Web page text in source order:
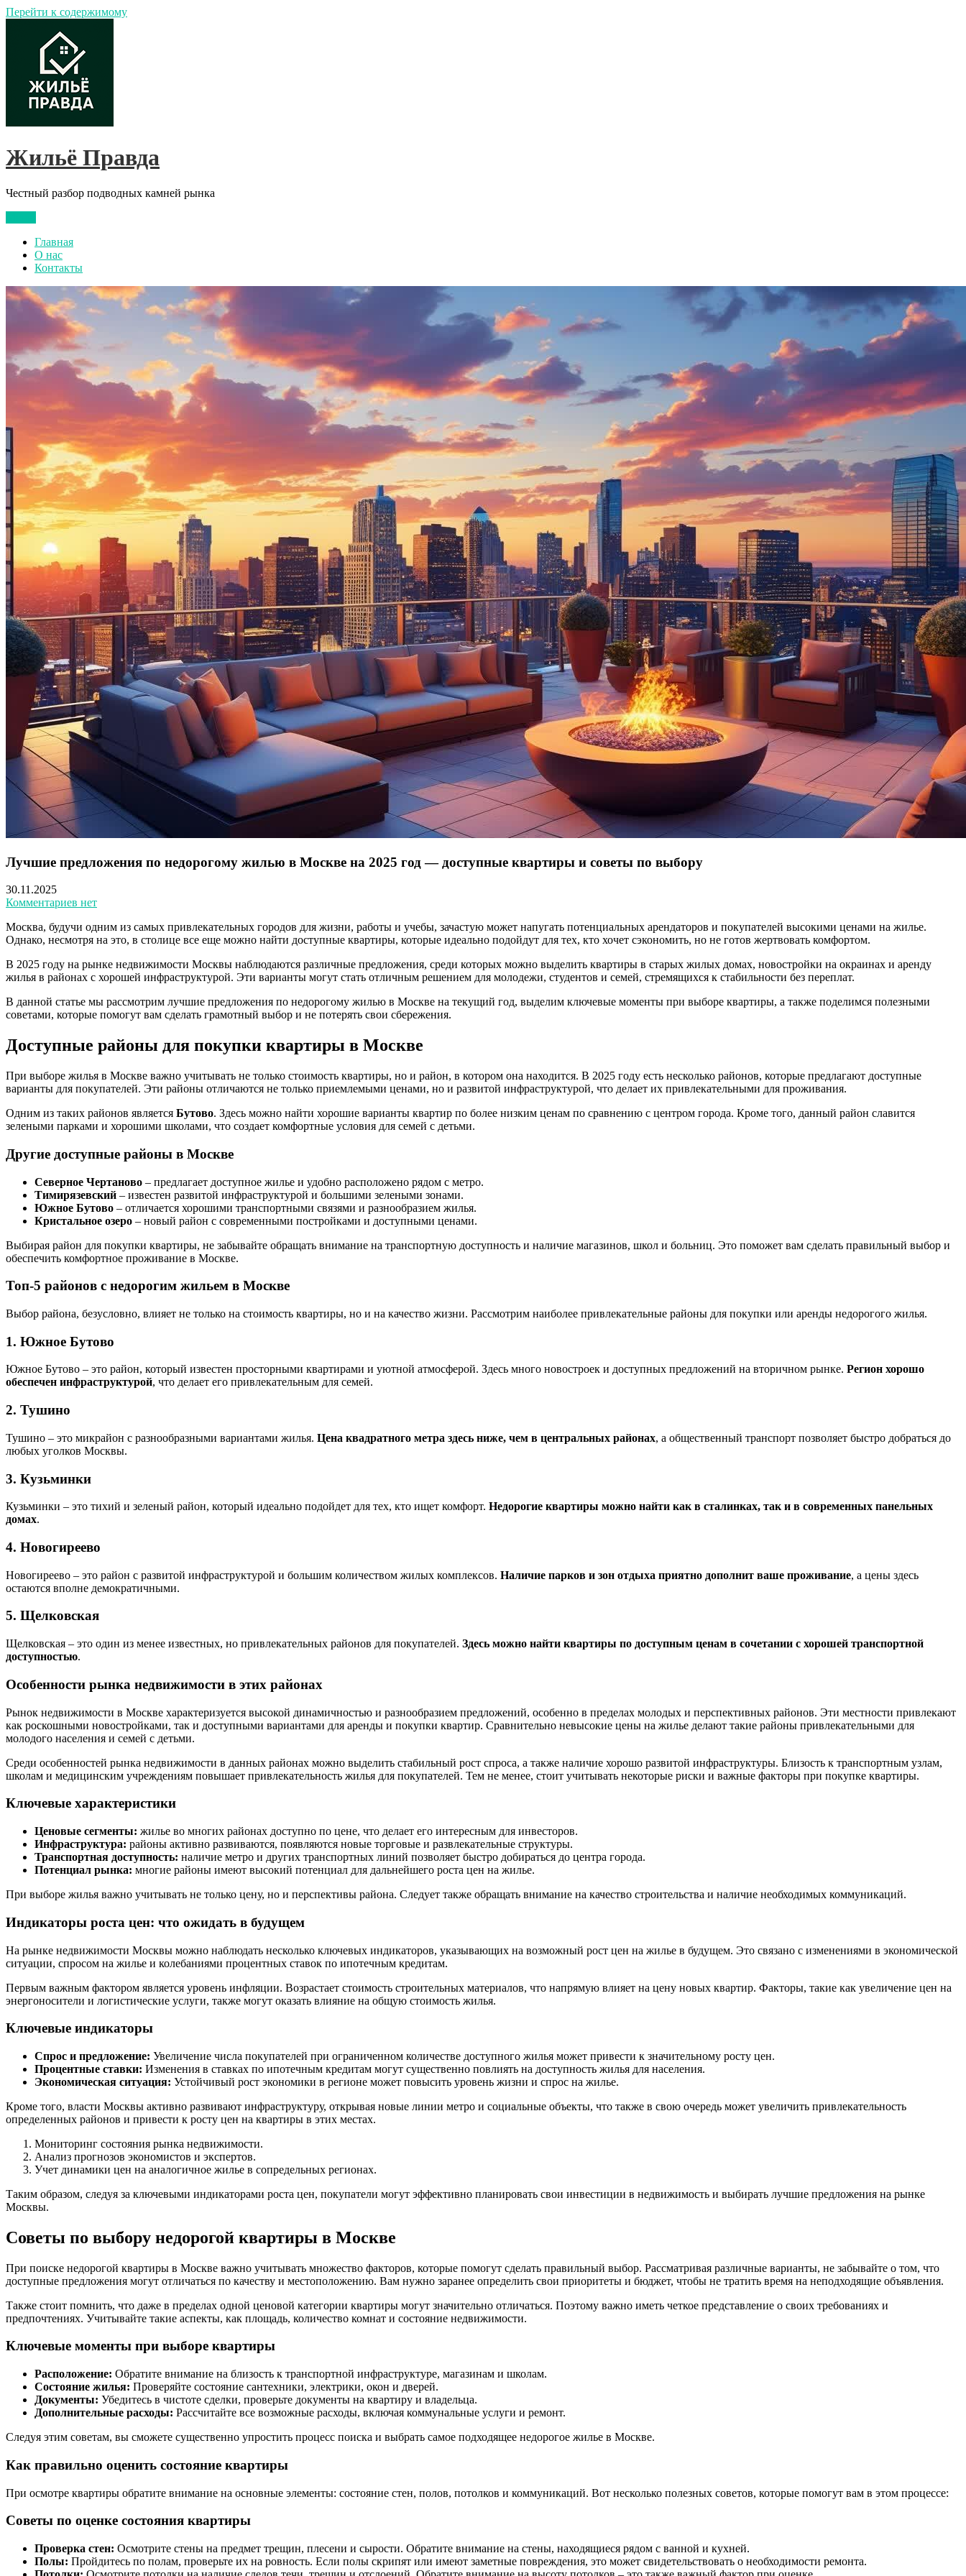
Перейти к содержимому
Жильё Правда
Честный разбор подводных камней рынка
Главная
О нас
Контакты
Лучшие предложения по недорогому жилью в Москве на 2025 год — доступные квартиры и советы по выбору
30.11.2025
Комментариев нет
Москва, будучи одним из самых привлекательных городов для жизни, работы и учебы, зачастую может напугать потенциальных арендаторов и покупателей высокими ценами на жилье.
Однако, несмотря на это, в столице все еще можно найти доступные квартиры, которые идеально подойдут для тех, кто хочет сэкономить, но не готов жертвовать комфортом.
В 2025 году на рынке недвижимости Москвы наблюдаются различные предложения, среди которых можно выделить квартиры в старых жилых домах, новостройки на окраинах и аренду
жилья в районах с хорошей инфраструктурой. Эти варианты могут стать отличным решением для молодежи, студентов и семей, стремящихся к стабильности без переплат.
В данной статье мы рассмотрим лучшие предложения по недорогому жилью в Москве на текущий год, выделим ключевые моменты при выборе квартиры, а также поделимся полезными
советами, которые помогут вам сделать грамотный выбор и не потерять свои сбережения.
Доступные районы для покупки квартиры в Москве
При выборе жилья в Москве важно учитывать не только стоимость квартиры, но и район, в котором она находится. В 2025 году есть несколько районов, которые предлагают доступные
варианты для покупателей. Эти районы отличаются не только приемлемыми ценами, но и развитой инфраструктурой, что делает их привлекательными для проживания.
Одним из таких районов является Бутово. Здесь можно найти хорошие варианты квартир по более низким ценам по сравнению с центром города. Кроме того, данный район славится
зелеными парками и хорошими школами, что создает комфортные условия для семей с детьми.
Другие доступные районы в Москве
Северное Чертаново – предлагает доступное жилье и удобно расположено рядом с метро.
Тимирязевский – известен развитой инфраструктурой и большими зелеными зонами.
Южное Бутово – отличается хорошими транспортными связями и разнообразием жилья.
Кристальное озеро – новый район с современными постройками и доступными ценами.
Выбирая район для покупки квартиры, не забывайте обращать внимание на транспортную доступность и наличие магазинов, школ и больниц. Это поможет вам сделать правильный выбор и
обеспечить комфортное проживание в Москве.
Топ-5 районов с недорогим жильем в Москве
Выбор района, безусловно, влияет не только на стоимость квартиры, но и на качество жизни. Рассмотрим наиболее привлекательные районы для покупки или аренды недорогого жилья.
1. Южное Бутово
Южное Бутово – это район, который известен просторными квартирами и уютной атмосферой. Здесь много новостроек и доступных предложений на вторичном рынке. Регион хорошо
обеспечен инфраструктурой, что делает его привлекательным для семей.
2. Тушино
Тушино – это микрайон с разнообразными вариантами жилья. Цена квадратного метра здесь ниже, чем в центральных районах, а общественный транспорт позволяет быстро добраться до
любых уголков Москвы.
3. Кузьминки
Кузьминки – это тихий и зеленый район, который идеально подойдет для тех, кто ищет комфорт. Недорогие квартиры можно найти как в сталинках, так и в современных панельных
домах.
4. Новогиреево
Новогиреево – это район с развитой инфраструктурой и большим количеством жилых комплексов. Наличие парков и зон отдыха приятно дополнит ваше проживание, а цены здесь
остаются вполне демократичными.
5. Щелковская
Щелковская – это один из менее известных, но привлекательных районов для покупателeй. Здесь можно найти квартиры по доступным ценам в сочетании с хорошей транспортной
доступностью.
Особенности рынка недвижимости в этих районах
Рынок недвижимости в Москве характеризуется высокой динамичностью и разнообразием предложений, особенно в пределах молодых и перспективных районов. Эти местности привлекают
как роскошными новостройками, так и доступными вариантами для аренды и покупки квартир. Сравнительно невысокие цены на жилье делают такие районы привлекательными для
молодого населения и семей с детьми.
Среди особенностей рынка недвижимости в данных районах можно выделить стабильный рост спроса, а также наличие хорошо развитой инфраструктуры. Близость к транспортным узлам,
школам и медицинским учреждениям повышает привлекательность жилья для покупателей. Тем не менее, стоит учитывать некоторые риски и важные факторы при покупке квартиры.
Ключевые характеристики
Ценовые сегменты: жилье во многих районах доступно по цене, что делает его интересным для инвесторов.
Инфраструктура: районы активно развиваются, появляются новые торговые и развлекательные структуры.
Транспортная доступность: наличие метро и других транспортных линий позволяет быстро добираться до центра города.
Потенциал рынка: многие районы имеют высокий потенциал для дальнейшего роста цен на жилье.
При выборе жилья важно учитывать не только цену, но и перспективы района. Следует также обращать внимание на качество строительства и наличие необходимых коммуникаций.
Индикаторы роста цен: что ожидать в будущем
На рынке недвижимости Москвы можно наблюдать несколько ключевых индикаторов, указывающих на возможный рост цен на жилье в будущем. Это связано с изменениями в экономической
ситуации, спросом на жилье и колебаниями процентных ставок по ипотечным кредитам.
Первым важным фактором является уровень инфляции. Возрастает стоимость строительных материалов, что напрямую влияет на цену новых квартир. Факторы, такие как увеличение цен на
энергоносители и логистические услуги, также могут оказать влияние на общую стоимость жилья.
Ключевые индикаторы
Спрос и предложение: Увеличение числа покупателей при ограниченном количестве доступного жилья может привести к значительному росту цен.
Процентные ставки: Изменения в ставках по ипотечным кредитам могут существенно повлиять на доступность жилья для населения.
Экономическая ситуация: Устойчивый рост экономики в регионе может повысить уровень жизни и спрос на жилье.
Кроме того, власти Москвы активно развивают инфраструктуру, открывая новые линии метро и социальные объекты, что также в свою очередь может увеличить привлекательность
определенных районов и привести к росту цен на квартиры в этих местах.
Мониторинг состояния рынка недвижимости.
Анализ прогнозов экономистов и экспертов.
Учет динамики цен на аналогичное жилье в сопредельных регионах.
Таким образом, следуя за ключевыми индикаторами роста цен, покупатели могут эффективно планировать свои инвестиции в недвижимость и выбирать лучшие предложения на рынке
Москвы.
Советы по выбору недорогой квартиры в Москве
При поиске недорогой квартиры в Москве важно учитывать множество факторов, которые помогут сделать правильный выбор. Рассматривая различные варианты, не забывайте о том, что
доступные предложения могут отличаться по качеству и местоположению. Вам нужно заранее определить свои приоритеты и бюджет, чтобы не тратить время на неподходящие объявления.
Также стоит помнить, что даже в пределах одной ценовой категории квартиры могут значительно отличаться. Поэтому важно иметь четкое представление о своих требованиях и
предпочтениях. Учитывайте такие аспекты, как площадь, количество комнат и состояние недвижимости.
Ключевые моменты при выборе квартиры
Расположение: Обратите внимание на близость к транспортной инфраструктуре, магазинам и школам.
Состояние жилья: Проверяйте состояние сантехники, электрики, окон и дверей.
Документы: Убедитесь в чистоте сделки, проверьте документы на квартиру и владельца.
Дополнительные расходы: Рассчитайте все возможные расходы, включая коммунальные услуги и ремонт.
Следуя этим советам, вы сможете существенно упростить процесс поиска и выбрать самое подходящее недорогое жилье в Москве.
Как правильно оценить состояние квартиры
При осмотре квартиры обратите внимание на основные элементы: состояние стен, полов, потолков и коммуникаций. Вот несколько полезных советов, которые помогут вам в этом процессе:
Советы по оценке состояния квартиры
Проверка стен: Осмотрите стены на предмет трещин, плесени и сырости. Обратите внимание на стены, находящиеся рядом с ванной и кухней.
Полы: Пройдитесь по полам, проверьте их на ровность. Если полы скрипят или имеют заметные повреждения, это может свидетельствовать о необходимости ремонта.